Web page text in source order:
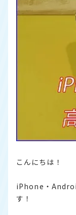
こんにちは！
iPhone・
す！